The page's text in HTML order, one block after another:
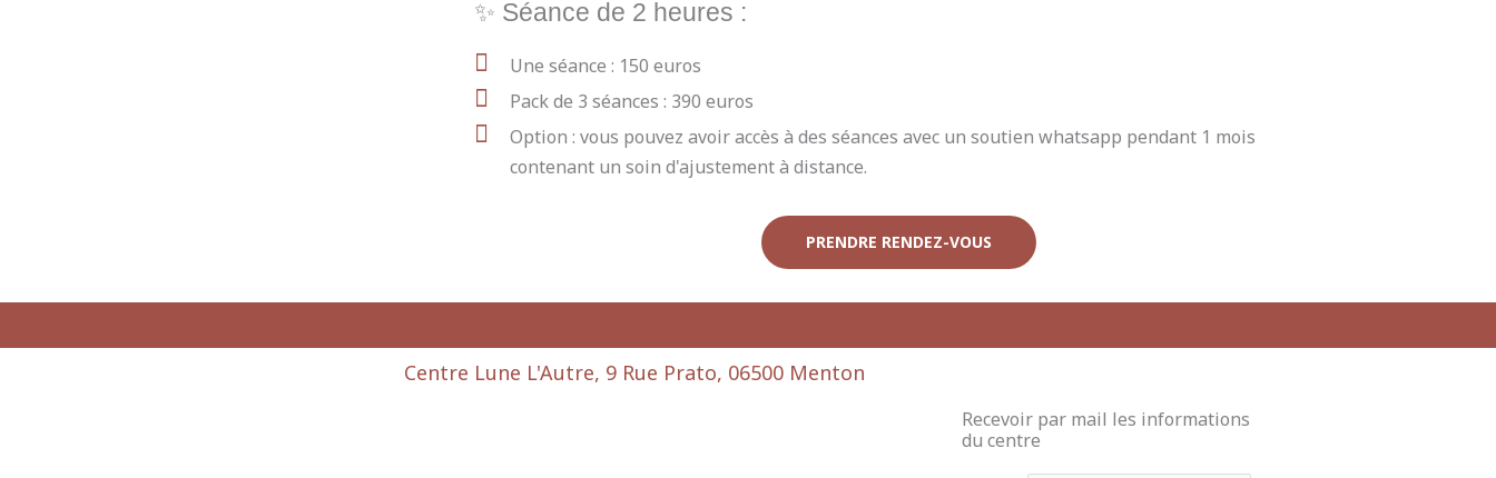
✨️ Séance de 2 heures :
Une séance : 150 euros
Pack de 3 séances : 390 euros
Option : vous pouvez avoir accès à des séances avec un soutien whatsapp pendant 1 mois
contenant un soin d'ajustement à distance.
PRENDRE RENDEZ-VOUS
Centre Lune L'Autre, 9 Rue Prato, 06500 Menton
Recevoir par mail les informations
du centre